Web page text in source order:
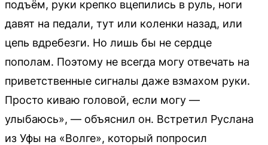
подъём, руки крепко вцепились в руль, ноги
давят на педали, тут или коленки назад, или
цепь вдребезги. Но лишь бы не сердце
пополам. Поэтому не всегда могу отвечать на
приветственные сигналы даже взмахом руки.
Просто киваю головой, если могу —
улыбаюсь», — объяснил он. Встретил Руслана
из Уфы на «Волге», который попросил